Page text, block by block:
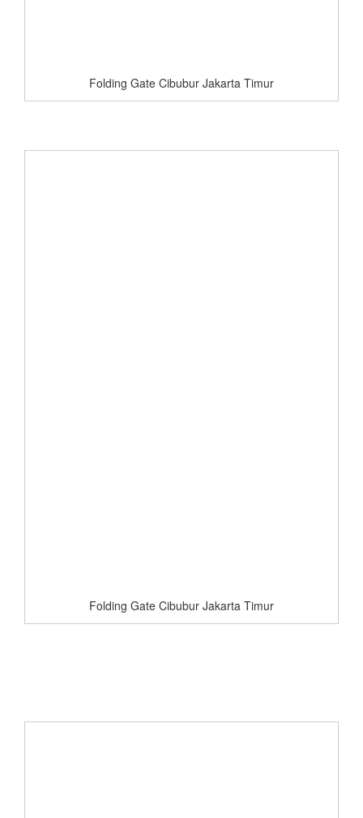
Folding Gate Cibubur Jakarta Timur
Folding Gate Cibubur Jakarta Timur